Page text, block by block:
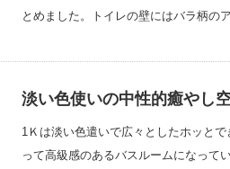
とめました。トイレの壁にはバラ柄の
淡い色使いの中性的癒やし空
1Ｋは淡い色遣いで広々としたホッと
って高級感のあるバスルームになって